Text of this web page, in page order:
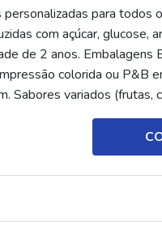
personalizadas para todos
com açúcar, glucose,
de 2 anos. Embalagens
colorida ou P&B
Sabores variados (frutas,
chicletes, recheadas e